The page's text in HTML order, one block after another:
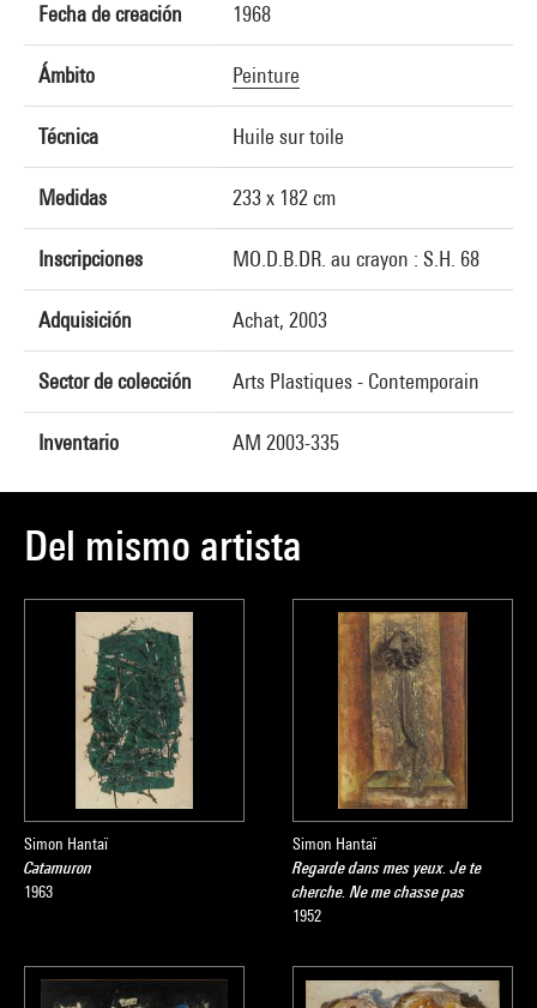
Fecha de creación 1968
Ámbito Peinture
Técnica Huile sur toile
Medidas 233 x 182 cm
Inscripciones MO.D.B.DR. au crayon : S.H. 68
Adquisición Achat, 2003
Sector de colección Arts Plastiques - Contemporain
Inventario AM 2003-335
Del mismo artista
Simon Hantaï
Catamuron
1963
Simon Hantaï
Regarde dans mes yeux. Je te
cherche. Ne me chasse pas
1952